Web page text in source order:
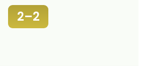
2–2